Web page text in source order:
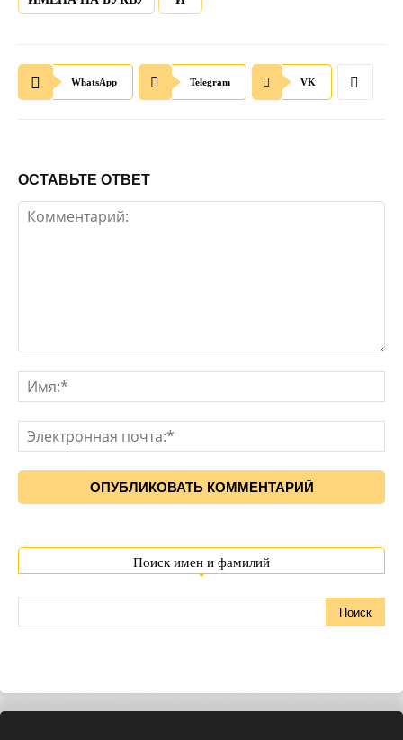
WhatsApp Telegram VK
ОСТАВЬТЕ ОТВЕТ
Поиск имен и фамилий